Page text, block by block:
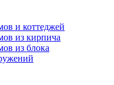
и коттеджей
из кирпича
из блока